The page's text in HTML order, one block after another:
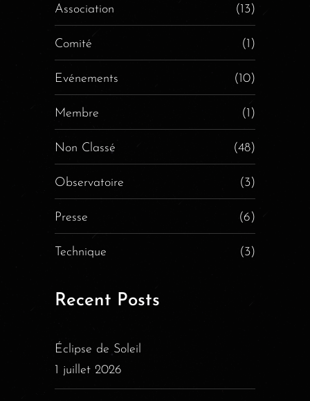
Association (13)
Comité (1)
Evénements (10)
Membre (1)
Non Classé (48)
Observatoire (3)
Presse (6)
Technique (3)
Recent Posts
Éclipse de Soleil
1 juillet 2026